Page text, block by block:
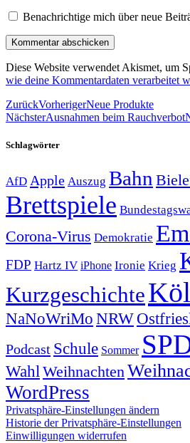
Benachrichtige mich über neue
Diese Website verwendet Akismet, um
wie deine Kommentardaten verarbeitet
ZurückVorherigerNeue Produkte
NächsterAusnahmen beim Rauchverbot
Schlagwörter
AfD Apple Auszug Bahn
Brettspiele
Corona-Virus Demokratie
FDP Hartz IV iPhone Ironie Krieg
Kurzgeschichte
NaNoWriMo NRW
Podcast Schule Sommer
WahlWeihnachten
WordPress
Privatsphäre-Einstellungen ändern
Historie der Privatsphäre-Einstellungen
Einwilligungen widerrufen